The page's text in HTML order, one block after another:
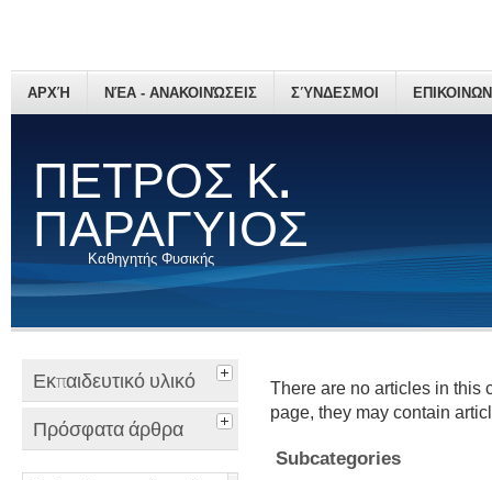
ΠΕΤΡΟΣ Κ.
ΠΑΡΑΓΥΙΟΣ
Καθηγητής Φυσικής
ΑΡΧΉ ΝΈΑ - ΑΝΑΚΟΙΝΏΣΕΙΣ ΣΎΝΔΕΣΜΟΙ
Εκπαιδευτικό υλικό
Πρόσφατα άρθρα
There are no articles in this
page, they may contain
Subcategories